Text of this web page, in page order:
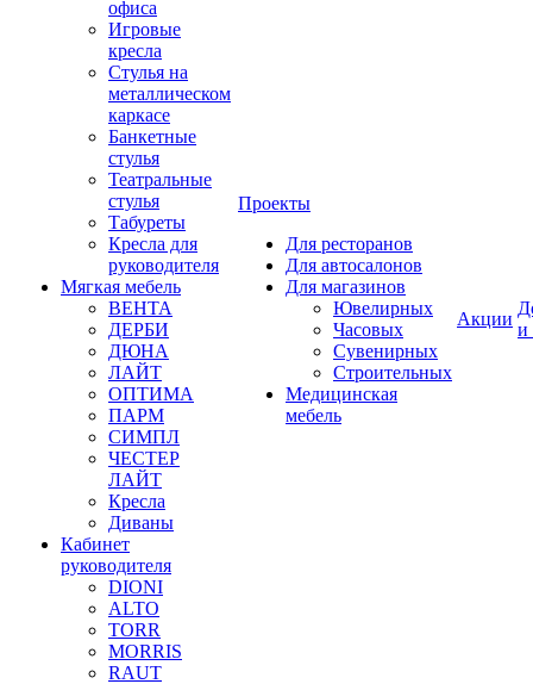
офиса
Игровые
кресла
Стулья на
металлическом
каркасе
Банкетные
стулья
Театральные
стулья
Табуреты
Кресла для
руководителя
Мягкая мебель
ВЕНТА
ДЕРБИ
ДЮНА
ЛАЙТ
ОПТИМА
ПАРМ
СИМПЛ
ЧЕСТЕР
ЛАЙТ
Кресла
Диваны
Кабинет
руководителя
DIONI
ALTO
TORR
MORRIS
RAUT
Проекты
Для ресторанов
Для автосалонов
Для магазинов
Ювелирных
Часовых
Сувенирных
Строительных
Медицинская
мебель
Акции
и